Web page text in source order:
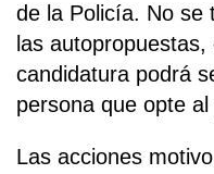
de la Policía. No se
las
candidatura podrá
persona que opte al
Las acciones